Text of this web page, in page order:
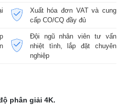
Xuất hóa đơn VAT và cung
cấp CO/CQ đầy đủ
Đội ngũ nhân viên tư vấn
nhiệt tình, lắp đặt chuyên
nghiệp
phân giải 4K.